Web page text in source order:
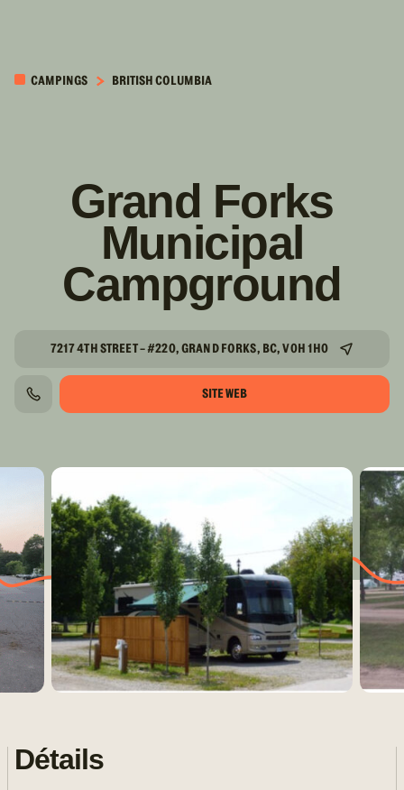
CONTENUCAMPINGS BRITISH COLUMBIA
Grand Forks
Municipal
Campground
7217 4TH STREET - #220, GRAND FORKS, BC, V0H 1H0
TÉLÉPHONE SITE WEB
Détails